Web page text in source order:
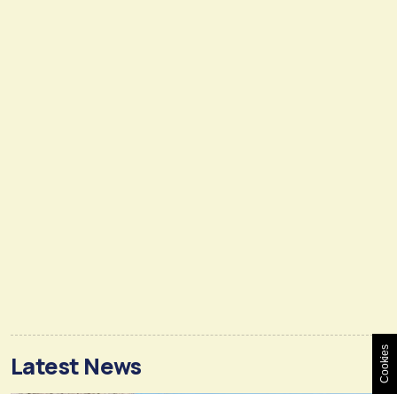
Latest News Cookies